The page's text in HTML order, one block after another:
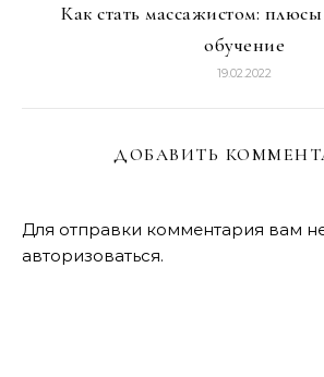
Как стать массажистом:
обучение
19.02.2022
ДОБАВИТЬ
Для отправки комментария вам
авторизоваться.